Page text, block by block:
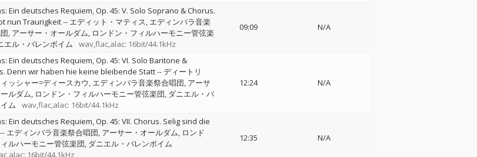
Ein deutsches Requiem, Op. 45: V. Solo Soprano & Chorus.
nun Traurigkeit-- エディット・マティス エディンバラ音楽
アーサー・オールダム ロンドン・フィルハーモニー管弦楽
エル・バレンボイム wav,flac,alac: 16bit/44.1kHz
09:09 N/A
Ein deutsches Requiem, Op. 45: VI. Solo Baritone &
Denn wir haben hie keine bleibende Statt--ディートリ
ッシャー=ディースカウ エディンバラ音楽祭合唱団 アーサ
ルダム ロンドン・フィルハーモニー管弦楽団 ダニエル・バ
ム
wav,flac,alac: 16bit/44.1kHz
12:24 N/A
Ein deutsches Requiem, Op. 45: VII. Chorus. Selig sind die
-- エディンバラ音楽祭合唱団 アーサー・オールダム ロンド
ルハーモニー管弦楽団 ダニエル・バレンボイム
16bit/44.1kHz
12:35 N/A